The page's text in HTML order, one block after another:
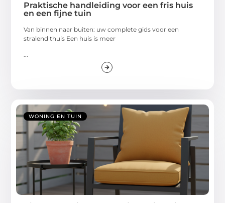
Praktische handleiding voor een fris huis
en een fijne tuin
Van binnen naar buiten: uw complete gids voor een
stralend thuis Een huis is meer
...
WONING EN TUIN